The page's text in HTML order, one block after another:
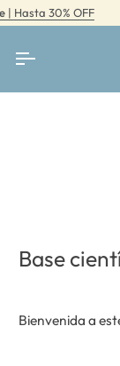
directamente
contenido
30% OFF
Base
Bienvenida a